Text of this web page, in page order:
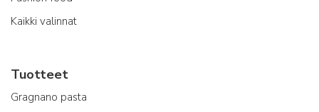
Kaikki valinnat
Tuotteet
Gragnano pasta